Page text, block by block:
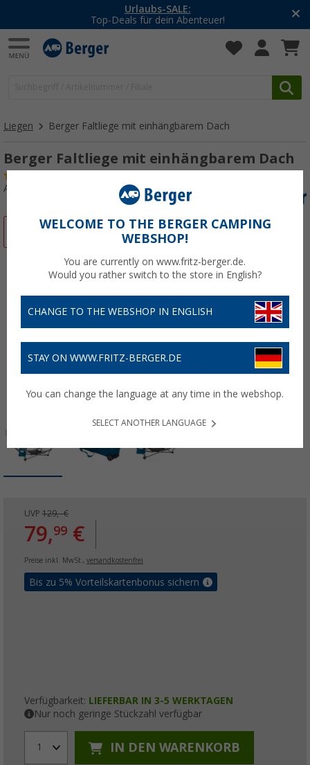
-20% auf Kleidung und Schuhe
Mit dem Aktionscode20SSV
Liegen Berger Faltliege mit einhängbarem Dach
Berger Faltliege mit einhängbarem Dach
Art.-Nr.: 496440
UVP 129,- €
79,99 €
Preise inkl. MwSt., versandkostenfrei
Bis zu 5% Vorteilskartenbonus sichern
Verfügbarkeit: LIEFERBAR IN 3-5 WERKTAGEN
Nur noch geringe Stückzahl verfügbar
1 IN DEN WARENKORB
WELCOME TO THE BERGER CAMPING
WEBSHOP!
You are currently on www.fritz-berger.de.
Would you rather switch to the store in English?
CHANGE TO THE WEBSHOP IN ENGLISH
STAY ON WWW.FRITZ-BERGER.DE
You can change the language at any time in the webshop.
SELECT ANOTHER LANGUAGE